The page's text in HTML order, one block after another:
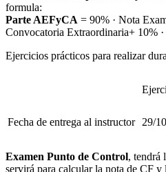
formula:
Parte AEFyCA = 90% · Nota
Convocatoria Extraordinaria+ 10%
Ejercicios prácticos para realizar
Fecha de entrega al instructor 29/
Examen Punto de Control, tendrá
servirá para calcular la nota de CF y